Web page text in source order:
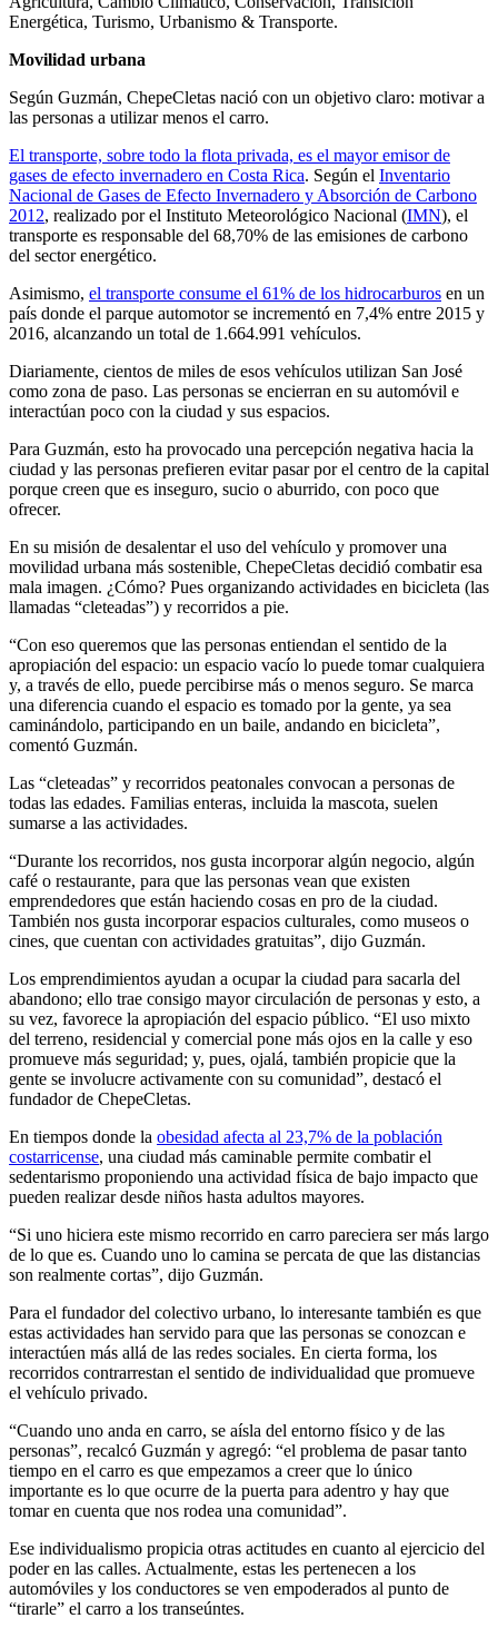
Energética, Turismo, Urbanismo & Transporte.
Movilidad urbana
Según Guzmán, ChepeCletas nació con un objetivo claro: motivar a
las personas a utilizar menos el carro.
El transporte, sobre todo la flota privada, es el mayor emisor de
gases de efecto invernadero en Costa Rica. Según el Inventario
Nacional de Gases de Efecto Invernadero y Absorción de Carbono
2012, realizado por el Instituto Meteorológico Nacional (IMN), el
transporte es responsable del 68,70% de las emisiones de carbono
del sector energético.
Asimismo, el transporte consume el 61% de los hidrocarburos en un
país donde el parque automotor se incrementó en 7,4% entre 2015 y
2016, alcanzando un total de 1.664.991 vehículos.
Diariamente, cientos de miles de esos vehículos utilizan San José
como zona de paso. Las personas se encierran en su automóvil e
interactúan poco con la ciudad y sus espacios.
Para Guzmán, esto ha provocado una percepción negativa hacia la
ciudad y las personas prefieren evitar pasar por el centro de la capital
porque creen que es inseguro, sucio o aburrido, con poco que
ofrecer.
En su misión de desalentar el uso del vehículo y promover una
movilidad urbana más sostenible, ChepeCletas decidió combatir esa
mala imagen. ¿Cómo? Pues organizando actividades en bicicleta (las
llamadas “cleteadas”) y recorridos a pie.
“Con eso queremos que las personas entiendan el sentido de la
apropiación del espacio: un espacio vacío lo puede tomar cualquiera
y, a través de ello, puede percibirse más o menos seguro. Se marca
una diferencia cuando el espacio es tomado por la gente, ya sea
caminándolo, participando en un baile, andando en bicicleta”,
comentó Guzmán.
Las “cleteadas” y recorridos peatonales convocan a personas de
todas las edades. Familias enteras, incluida la mascota, suelen
sumarse a las actividades.
“Durante los recorridos, nos gusta incorporar algún negocio, algún
café o restaurante, para que las personas vean que existen
emprendedores que están haciendo cosas en pro de la ciudad.
También nos gusta incorporar espacios culturales, como museos o
cines, que cuentan con actividades gratuitas”, dijo Guzmán.
Los emprendimientos ayudan a ocupar la ciudad para sacarla del
abandono; ello trae consigo mayor circulación de personas y esto, a
su vez, favorece la apropiación del espacio público. “El uso mixto
del terreno, residencial y comercial pone más ojos en la calle y eso
promueve más seguridad; y, pues, ojalá, también propicie que la
gente se involucre activamente con su comunidad”, destacó el
fundador de ChepeCletas.
En tiempos donde la obesidad afecta al 23,7% de la población
costarricense, una ciudad más caminable permite combatir el
sedentarismo proponiendo una actividad física de bajo impacto que
pueden realizar desde niños hasta adultos mayores.
“Si uno hiciera este mismo recorrido en carro pareciera ser más largo
de lo que es. Cuando uno lo camina se percata de que las distancias
son realmente cortas”, dijo Guzmán.
Para el fundador del colectivo urbano, lo interesante también es que
estas actividades han servido para que las personas se conozcan e
interactúen más allá de las redes sociales. En cierta forma, los
recorridos contrarrestan el sentido de individualidad que promueve
el vehículo privado.
“Cuando uno anda en carro, se aísla del entorno físico y de las
personas”, recalcó Guzmán y agregó: “el problema de pasar tanto
tiempo en el carro es que empezamos a creer que lo único
importante es lo que ocurre de la puerta para adentro y hay que
tomar en cuenta que nos rodea una comunidad”.
Ese individualismo propicia otras actitudes en cuanto al ejercicio del
poder en las calles. Actualmente, estas les pertenecen a los
automóviles y los conductores se ven empoderados al punto de
“tirarle” el carro a los transeúntes.